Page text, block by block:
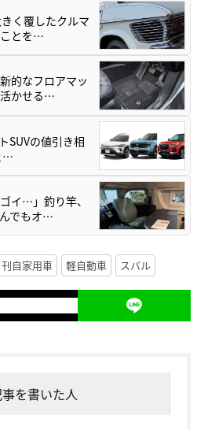
く覆したクルマ
ことを…
的なフロアマッ
活かせる…
SUVの値引き相
…
イ…」釣り竿、
でもオ…
刊自家用車 軽自動車 スバル
を書いた人